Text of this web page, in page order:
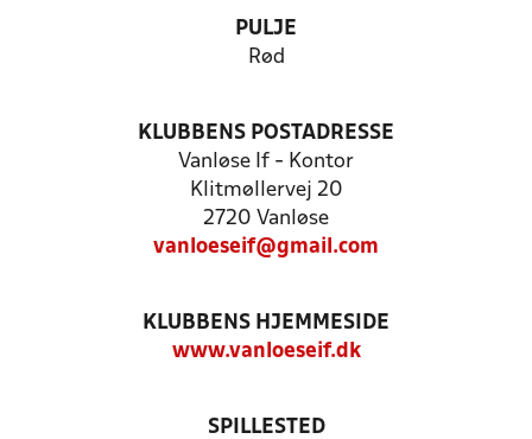
PULJE
Rød
KLUBBENS POSTADRESSE
Vanløse If - Kontor
Klitmøllervej 20
2720 Vanløse
vanloeseif@gmail.com
KLUBBENS HJEMMESIDE
www.vanloeseif.dk
SPILLESTED